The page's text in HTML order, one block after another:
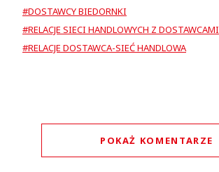
#DOSTAWCY BIEDORNKI
#RELACJE SIECI HANDLOWYCH Z DOSTAWCAMI
#RELACJE DOSTAWCA-SIEĆ HANDLOWA
POKAŻ KOMENTARZE